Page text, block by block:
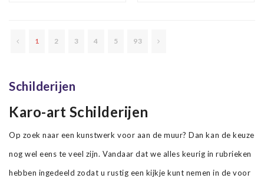
1 2 3 4 5 93
Schilderijen
Karo-art Schilderijen
Op zoek naar een kunstwerk voor aan de muur? Dan kan de keuze
nog wel eens te veel zijn. Vandaar dat we alles keurig in rubrieken
hebben ingedeeld zodat u rustig een kijkje kunt nemen in de voor